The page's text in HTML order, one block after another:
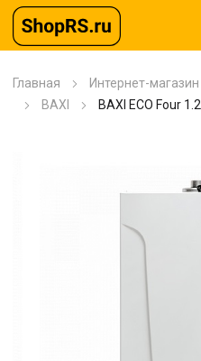
Главная Интернет-
BAXI
BAXI ECO Four